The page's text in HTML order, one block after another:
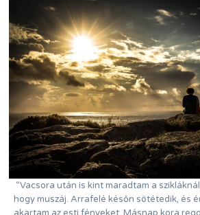
“Vacsora után is kint maradtam a
hogy muszáj. Arrafelé későn sötétedik, és